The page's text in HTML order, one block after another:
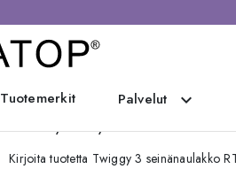
Tuotemerkit Palvelut expand_more
Kirjoita tuotetta Twiggy 3 seinänaulakko